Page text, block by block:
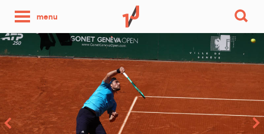
menu
photo
par
jour